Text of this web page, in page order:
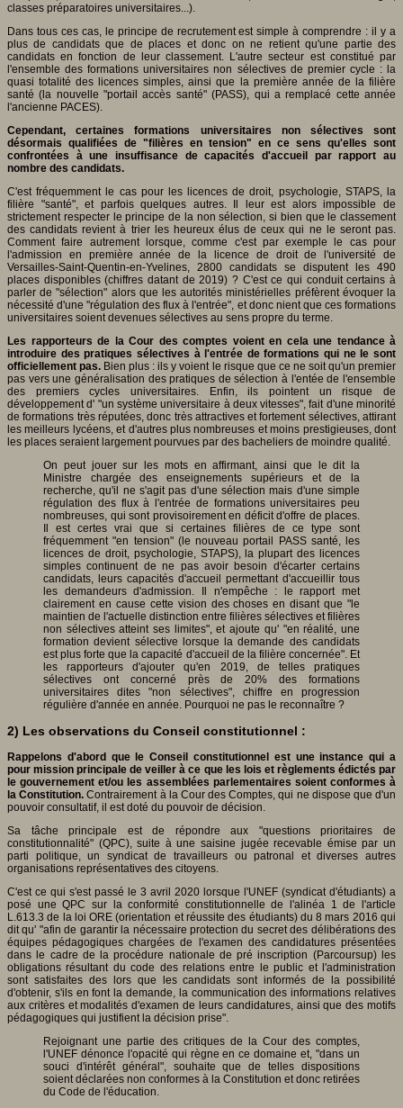
classes préparatoires universitaires...).
Dans tous ces cas, le principe de recrutement est simple à comprendre : il y a
plus de candidats que de places et donc on ne retient qu'une partie des
candidats en fonction de leur classement. L'autre secteur est constitué par
l'ensemble des formations universitaires non sélectives de premier cycle : la
quasi totalité des licences simples, ainsi que la première année de la filière
santé (la nouvelle "portail accès santé" (PASS), qui a remplacé cette année
l'ancienne PACES).
Cependant, certaines formations universitaires non sélectives sont
désormais qualifiées de "filières en tension" en ce sens qu'elles sont
confrontées à une insuffisance de capacités d'accueil par rapport au
nombre des candidats.
C'est fréquemment le cas pour les licences de droit, psychologie, STAPS, la
filière "santé", et parfois quelques autres. Il leur est alors impossible de
strictement respecter le principe de la non sélection, si bien que le classement
des candidats revient à trier les heureux élus de ceux qui ne le seront pas.
Comment faire autrement lorsque, comme c'est par exemple le cas pour
l'admission en première année de la licence de droit de l'université de
Versailles-Saint-Quentin-en-Yvelines, 2800 candidats se disputent les 490
places disponibles (chiffres datant de 2019) ? C'est ce qui conduit certains à
parler de "sélection" alors que les autorités ministérielles préfèrent évoquer la
nécessité d'une "régulation des flux à l'entrée", et donc nient que ces formations
universitaires soient devenues sélectives au sens propre du terme.
Les rapporteurs de la Cour des comptes voient en cela une tendance à
introduire des pratiques sélectives à l'entrée de formations qui ne le sont
officiellement pas. Bien plus : ils y voient le risque que ce ne soit qu'un premier
pas vers une généralisation des pratiques de sélection à l'entée de l'ensemble
des premiers cycles universitaires. Enfin, ils pointent un risque de
développement d' "un système universitaire à deux vitesses", fait d'une minorité
de formations très réputées, donc très attractives et fortement sélectives, attirant
les meilleurs lycéens, et d'autres plus nombreuses et moins prestigieuses, dont
les places seraient largement pourvues par des bacheliers de moindre qualité.
On peut jouer sur les mots en affirmant, ainsi que le dit la
Ministre chargée des enseignements supérieurs et de la
recherche, qu'il ne s'agit pas d'une sélection mais d'une simple
régulation des flux à l'entrée de formations universitaires peu
nombreuses, qui sont provisoirement en déficit d'offre de places.
Il est certes vrai que si certaines filières de ce type sont
fréquemment "en tension" (le nouveau portail PASS santé, les
licences de droit, psychologie, STAPS), la plupart des licences
simples continuent de ne pas avoir besoin d'écarter certains
candidats, leurs capacités d'accueil permettant d'accueillir tous
les demandeurs d'admission. Il n'empêche : le rapport met
clairement en cause cette vision des choses en disant que "le
maintien de l'actuelle distinction entre filières sélectives et filières
non sélectives atteint ses limites", et ajoute qu' "en réalité, une
formation devient sélective lorsque la demande des candidats
est plus forte que la capacité d'accueil de la filière concernée". Et
les rapporteurs d'ajouter qu'en 2019, de telles pratiques
sélectives ont concerné près de 20% des formations
universitaires dites "non sélectives", chiffre en progression
régulière d'année en année. Pourquoi ne pas le reconnaître ?
2) Les observations du Conseil constitutionnel :
Rappelons d'abord que le Conseil constitutionnel est une instance qui a
pour mission principale de veiller à ce que les lois et règlements édictés par
le gouvernement et/ou les assemblées parlementaires soient conformes à
la Constitution. Contrairement à la Cour des Comptes, qui ne dispose que d'un
pouvoir consultatif, il est doté du pouvoir de décision.
Sa tâche principale est de répondre aux "questions prioritaires de
constitutionnalité" (QPC), suite à une saisine jugée recevable émise par un
parti politique, un syndicat de travailleurs ou patronal et diverses autres
organisations représentatives des citoyens.
C'est ce qui s'est passé le 3 avril 2020 lorsque l'UNEF (syndicat d'étudiants) a
posé une QPC sur la conformité constitutionnelle de l'alinéa 1 de l'article
L.613.3 de la loi ORE (orientation et réussite des étudiants) du 8 mars 2016 qui
dit qu' "afin de garantir la nécessaire protection du secret des délibérations des
équipes pédagogiques chargées de l'examen des candidatures présentées
dans le cadre de la procédure nationale de pré inscription (Parcoursup) les
obligations résultant du code des relations entre le public et l'administration
sont satisfaites des lors que les candidats sont informés de la possibilité
d'obtenir, s'ils en font la demande, la communication des informations relatives
aux critères et modalités d'examen de leurs candidatures, ainsi que des motifs
pédagogiques qui justifient la décision prise".
Rejoignant une partie des critiques de la Cour des comptes,
l'UNEF dénonce l'opacité qui règne en ce domaine et, "dans un
souci d'intérêt général", souhaite que de telles dispositions
soient déclarées non conformes à la Constitution et donc retirées
du Code de l'éducation.